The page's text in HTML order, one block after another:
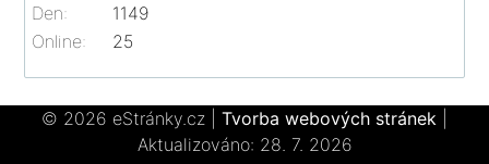
Online: 25
Den:
1149
© 2026 eStránky.cz Tvorba webových stránek
Aktualizováno: 28. 7. 2026